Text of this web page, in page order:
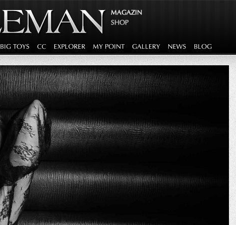
MAGAZIN
SHOP
BIG TOYS CC EXPLORER MY POINT GALLERY NEWS BLOG